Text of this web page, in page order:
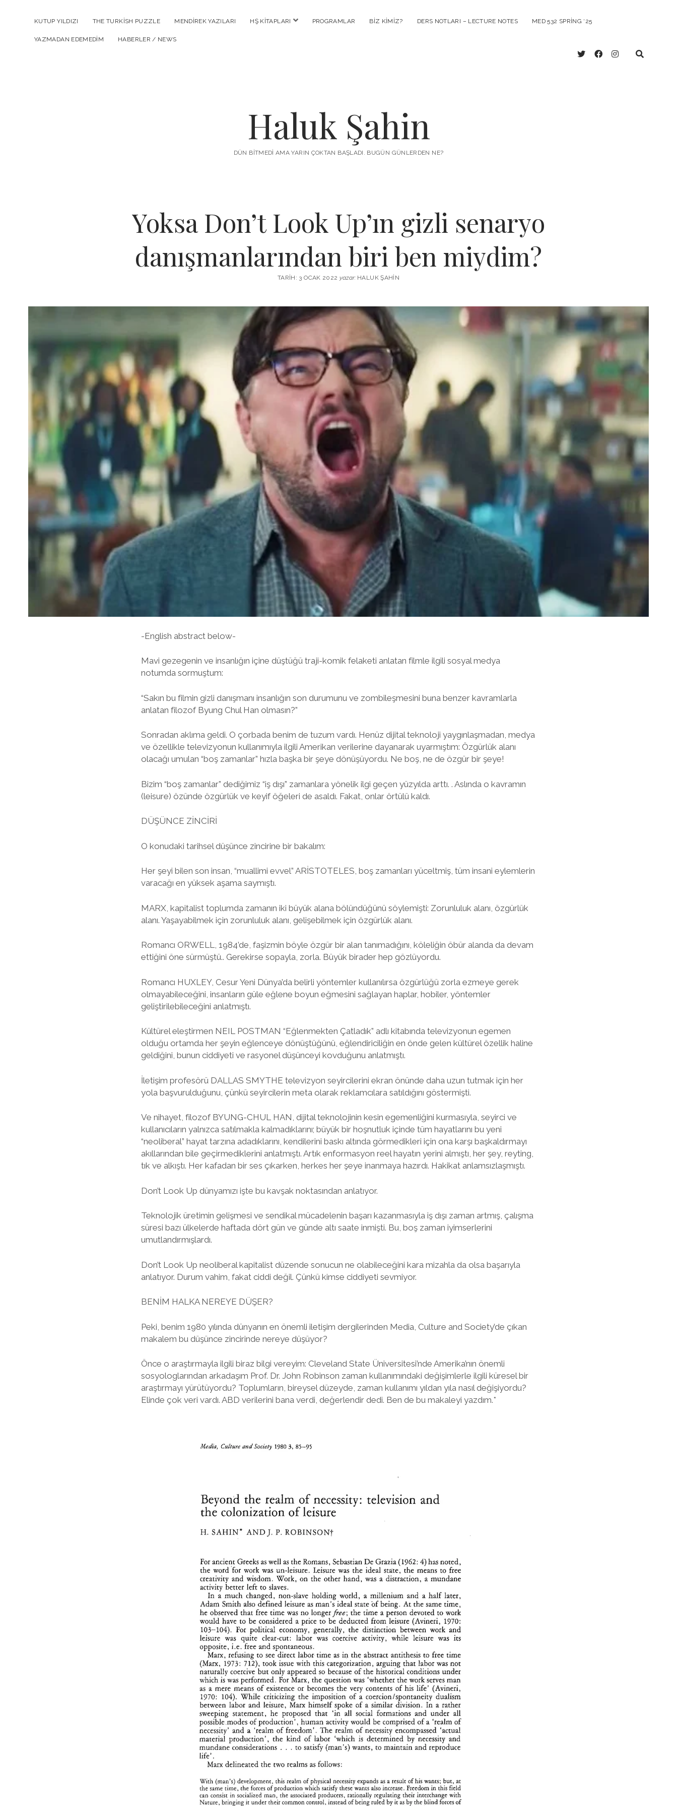
KUTUP YILDIZI THE TURKISH PUZZLE MENDIREK YAZILARI HŞ KITAPLARI menüyüPROGRAMLAR BIZ KIMIZ? DERS NOTLARI – LECTURE NOTES MED 532 SPRING ‘25
YAZMADAN EDEMEDIM HABERLER / NEWS
twitterfacebook
instagram
Haluk Şahin
DÜN BITMEDI AMA YARIN ÇOKTAN BAŞLADI. BUGÜN GÜNLERDEN NE?
Yoksa Don’t Look Up’ın gizli senaryo
danışmanlarından biri ben miydim?
TARIH: 3 OCAK 2022 yazar:HALUK ŞAHIN
-English abstract below-
Mavi gezegenin ve insanlığın içine düştüğü traji-komik felaketi anlatan filmle ilgili sosyal medya
notumda sormuştum:
“Sakın bu filmin gizli danışmanı insanlığın son durumunu ve zombileşmesini buna benzer kavramlarla
anlatan filozof Byung Chul Han olmasın?”
Sonradan aklıma geldi. O çorbada benim de tuzum vardı. Henüz dijital teknoloji yaygınlaşmadan, medya
ve özellikle televizyonun kullanımıyla ilgili Amerikan verilerine dayanarak uyarmıştım: Özgürlük alanı
olacağı umulan “boş zamanlar” hızla başka bir şeye dönüşüyordu. Ne boş, ne de özgür bir şeye!
Bizim “boş zamanlar” dediğimiz “iş dışı” zamanlara yönelik ilgi geçen yüzyılda arttı. . Aslında o kavramın
(leisure) özünde özgürlük ve keyif öğeleri de asaldı. Fakat, onlar örtülü kaldı.
DÜŞÜNCE ZİNCİRİ
O konudaki tarihsel düşünce zincirine bir bakalım:
Her şeyi bilen son insan, “muallimi evvel” ARİSTOTELES, boş zamanları yüceltmiş, tüm insani eylemlerin
varacağı en yüksek aşama saymıştı.
MARX, kapitalist toplumda zamanın iki büyük alana bölündüğünü söylemişti: Zorunluluk alanı, özgürlük
alanı. Yaşayabilmek için zorunluluk alanı, gelişebilmek için özgürlük alanı.
Romancı ORWELL, 1984’de, faşizmin böyle özgür bir alan tanımadığını, köleliğin öbür alanda da devam
ettiğini öne sürmüştü.. Gerekirse sopayla, zorla. Büyük birader hep gözlüyordu.
Romancı HUXLEY, Cesur Yeni Dünya’da belirli yöntemler kullanılırsa özgürlüğü zorla ezmeye gerek
olmayabileceğini, insanların güle eğlene boyun eğmesini sağlayan haplar, hobiler, yöntemler
geliştirilebileceğini anlatmıştı.
Kültürel eleştirmen NEIL POSTMAN “Eğlenmekten Çatladık” adlı kitabında televizyonun egemen
olduğu ortamda her şeyin eğlenceye dönüştüğünü, eğlendiriciliğin en önde gelen kültürel özellik haline
geldiğini, bunun ciddiyeti ve rasyonel düşünceyi kovduğunu anlatmıştı.
İletişim profesörü DALLAS SMYTHE televizyon seyircilerini ekran önünde daha uzun tutmak için her
yola başvurulduğunu, çünkü seyircilerin meta olarak reklamcılara satıldığını göstermişti.
Ve nihayet, filozof BYUNG-CHUL HAN, dijital teknolojinin kesin egemenliğini kurmasıyla, seyirci ve
kullanıcıların yalnızca satılmakla kalmadıklarını; büyük bir hoşnutluk içinde tüm hayatlarını bu yeni
“neoliberal” hayat tarzına adadıklarını, kendilerini baskı altında görmedikleri için ona karşı başkaldırmayı
akıllarından bile geçirmediklerini anlatmıştı. Artık enformasyon reel hayatın yerini almıştı, her şey, reyting,
tık ve alkıştı. Her kafadan bir ses çıkarken, herkes her şeye inanmaya hazırdı. Hakikat anlamsızlaşmıştı.
Don’t Look Up dünyamızı işte bu kavşak noktasından anlatıyor.
Teknolojik üretimin gelişmesi ve sendikal mücadelenin başarı kazanmasıyla iş dışı zaman artmış, çalışma
süresi bazı ülkelerde haftada dört gün ve günde altı saate inmişti. Bu, boş zaman iyimserlerini
umutlandırmışlardı.
Don’t Look Up neoliberal kapitalist düzende sonucun ne olabileceğini kara mizahla da olsa başarıyla
anlatıyor. Durum vahim, fakat ciddi değil. Çünkü kimse ciddiyeti sevmiyor.
BENİM HALKA NEREYE DÜŞER?
Peki, benim 1980 yılında dünyanın en önemli iletişim dergilerinden Media, Culture and Society’de çıkan
makalem bu düşünce zincirinde nereye düşüyor?
Önce o araştırmayla ilgili biraz bilgi vereyim: Cleveland State Üniversitesi’nde Amerika’nın önemli
sosyologlarından arkadaşım Prof. Dr. John Robinson zaman kullanımındaki değişimlerle ilgili küresel bir
araştırmayı yürütüyordu? Toplumların, bireysel düzeyde, zaman kullanımı yıldan yıla nasıl değişiyordu?
Elinde çok veri vardı. ABD verilerini bana verdi, değerlendir dedi. Ben de bu makaleyi yazdım.*